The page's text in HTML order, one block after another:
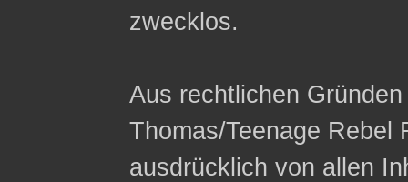
zwecklos.
Aus rechtlichen
Thomas/Teenage Rebel
ausdrücklich von allen